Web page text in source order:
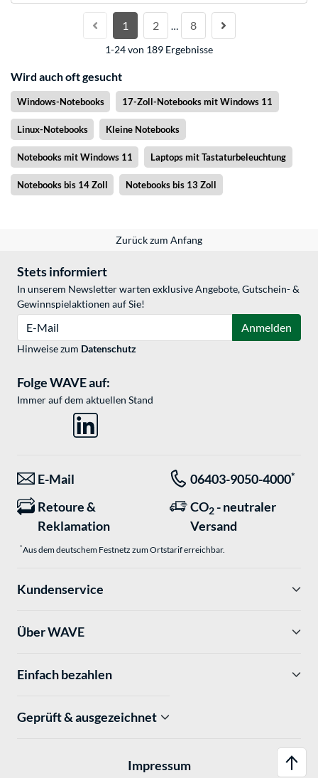
1 2 … 8
1-24 von 189 Ergebnisse
Wird auch oft gesucht
Windows-Notebooks 17-Zoll-Notebooks mit Windows 11
Linux-Notebooks Kleine Notebooks
Notebooks mit Windows 11 Laptops mit Tastaturbeleuchtung
Notebooks bis 14 Zoll Notebooks bis 13 Zoll
Zurück zum Anfang
Stets informiert
In unserem Newsletter warten exklusive Angebote, Gutschein- &
Gewinnspielaktionen auf Sie!
Anmelden
Hinweise zum Datenschutz
Folge WAVE auf:
Immer auf dem aktuellen Stand
E-Mail 06403-9050-4000*
Retoure &
Reklamation
CO2 - neutraler
Versand
*Aus dem deutschem Festnetz zum Ortstarif erreichbar.
Kundenservice
Über WAVE
Einfach bezahlen
Geprüft & ausgezeichnet
Impressum